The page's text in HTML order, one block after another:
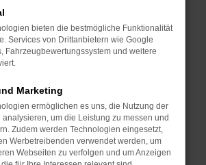
Gerät neu.
helfen, vorübergehende
beheben.
auf dem neuesten Stand
birgt nicht nur ein
sondern kann auch dazu
bestimmte Funktionen nicht mehr
bieten die bestmögliche Funktionalität
Services von Drittanbietern wie Google
Fahrzeugbewertungssystem und weitere
Marketing
ermöglichen es uns, die Nutzung der
analysieren, um die Leistung zu messen und
Zudem werden Technologien eingesetzt,
Werbetreibenden verwendet werden, um
Webseiten zu verfolgen und um Anzeigen